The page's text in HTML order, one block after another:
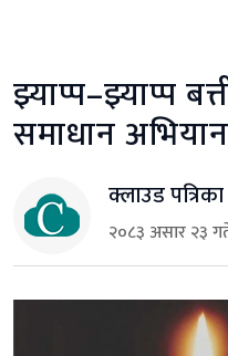
झ्याप्प–झ्याप्प
समाधान
क्लाउड पत्रिका
२०८३ असार २३